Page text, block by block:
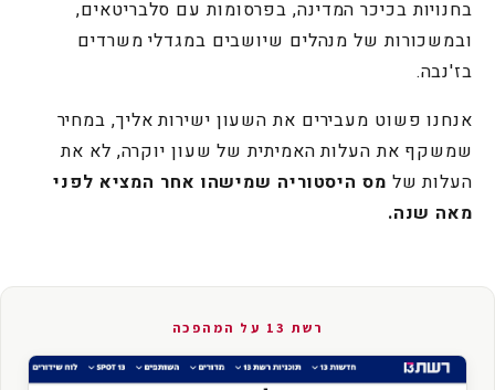
בחנויות בכיכר המדינה, בפרסומות עם סלבריטאים,
ובמשכורות של מנהלים שיושבים במגדלי משרדים
בז'נבה.
אנחנו פשוט מעבירים את השעון ישירות אליך, במחיר
שמשקף את העלות האמיתית של שעון יוקרה, לא את
העלות של מס היסטוריה שמישהו אחר המציא לפני
מאה שנה.
רשת 13 על המהפכה